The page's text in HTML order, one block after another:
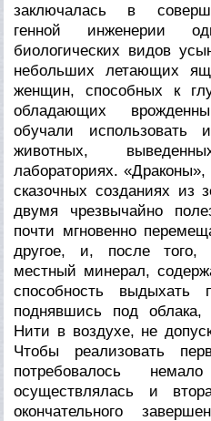
заключалась в
генной инженерии
биологических видов
небольших летающих
женщин, способных к
обладающих
обучали использовать
животных,
лабораториях.
сказочных созданиях из
двумя чрезвычайно
почти мгновенно
другое, и, после того,
местный минерал,
способность выдыхать
поднявшись под
Нити в воздухе, не
Чтобы реализовать
потребовалось
осуществлялась и
окончательного